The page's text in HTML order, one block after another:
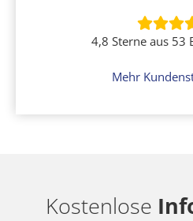
4,8 Sterne aus 53
Mehr
Kostenlose